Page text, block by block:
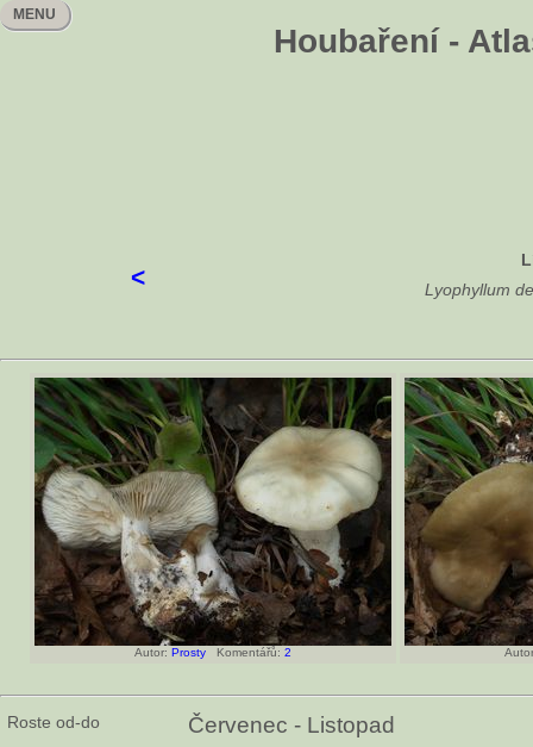
Houbaření -
MENU
<
Lyophyllum
Autor: Prosty Komentářů: 2
Roste od-do Červenec - Listopad